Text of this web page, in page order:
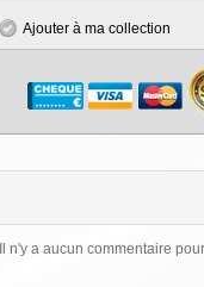
Ajouter à ma collection
Il n'y a aucun commentaire